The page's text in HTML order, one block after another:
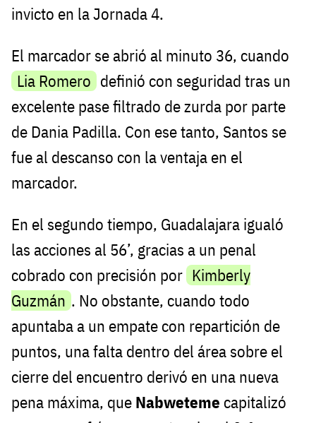
invicto en la Jornada 4.
El marcador se abrió al minuto 36, cuando
Lia Romero definió con seguridad tras un
excelente pase filtrado de zurda por parte
de Dania Padilla. Con ese tanto, Santos se
fue al descanso con la ventaja en el
marcador.
En el segundo tiempo, Guadalajara igualó
las acciones al 56’, gracias a un penal
cobrado con precisión por Kimberly
Guzmán . No obstante, cuando todo
apuntaba a un empate con repartición de
puntos, una falta dentro del área sobre el
cierre del encuentro derivó en una nueva
pena máxima, que Nabweteme capitalizó